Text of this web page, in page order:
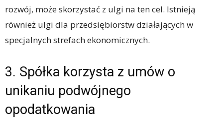
rozwój, może skorzystać z ulgi na ten cel. Istnieją
również ulgi dla przedsiębiorstw działających w
specjalnych strefach ekonomicznych.
3. Spółka korzysta z umów o
unikaniu podwójnego
opodatkowania